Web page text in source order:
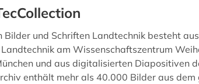
Bilder und Schriften Landtechnik besteht
am Wissenschaftszentrum
und aus digitalisierten Diapositiven
enthält mehr als 40.000 Bilder aus dem